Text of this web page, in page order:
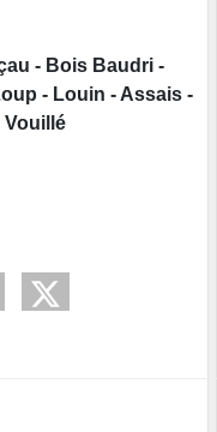
- Bois Baudri -
- Louin - Assais -
Vouillé